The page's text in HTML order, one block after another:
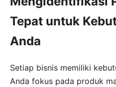
Tepat untuk
Anda
Setiap bisnis memiliki
Anda fokus pada produk